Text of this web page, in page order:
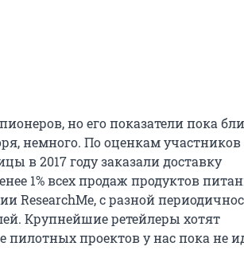
но его показатели пока
немного. По оценкам участников
в 2017 году заказали доставку
1% всех продаж продуктов
ResearchMe, с разной
Крупнейшие ретейлеры хотят
пилотных проектов у нас пока не